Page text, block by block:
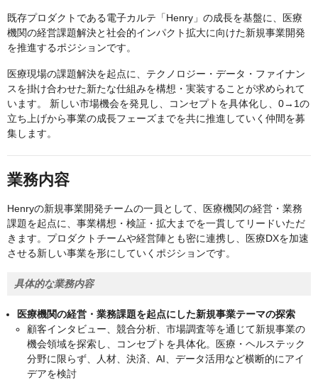
既存プロダクトである電子カルテ「Henry」の成長を基盤に、医療
機関の経営課題解決と社会的インパクト拡大に向けた新規事業開発
を推進するポジションです。
医療現場の課題解決を起点に、テクノロジー・データ・ファイナン
スを掛け合わせた新たな仕組みを構想・実装することが求められて
います。 新しい市場機会を発見し、コンセプトを具体化し、0→1の
立ち上げから事業の成長フェーズまでを共に推進していく仲間を募
集します。
業務内容
Henryの新規事業開発チームの一員として、医療機関の経営・業務
課題を起点に、事業構想・検証・拡大までを一貫してリードいただ
きます。プロダクトチームや経営陣とも密に連携し、医療DXを加速
させる新しい事業を形にしていくポジションです。
具体的な業務内容
医療機関の経営・業務課題を起点にした新規事業テーマの探索
顧客インタビュー、競合分析、市場調査等を通じて新規事業の
機会領域を探索し、コンセプトを具体化。医療・ヘルステック
分野に限らず、人材、決済、AI、データ活用など横断的にアイ
デアを検討